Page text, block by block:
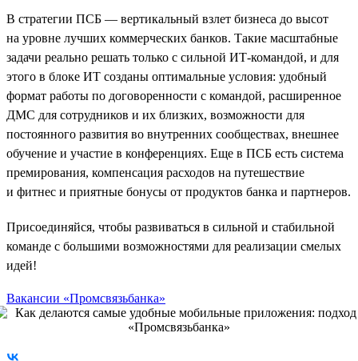
В стратегии ПСБ — вертикальный взлет бизнеса до высот
на уровне лучших коммерческих банков. Такие масштабные
задачи реально решать только с сильной ИТ-командой, и для
этого в блоке ИТ созданы оптимальные условия: удобный
формат работы по договоренности с командой, расширенное
ДМС для сотрудников и их близких, возможности для
постоянного развития во внутренних сообществах, внешнее
обучение и участие в конференциях. Еще в ПСБ есть система
премирования, компенсация расходов на путешествие
и фитнес и приятные бонусы от продуктов банка и партнеров.
Присоединяйся, чтобы развиваться в сильной и стабильной
команде с большими возможностями для реализации смелых
идей!
Вакансии «Промсвязьбанка»